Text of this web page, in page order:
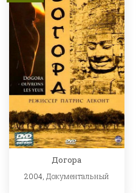
Догора
2004, Документальный